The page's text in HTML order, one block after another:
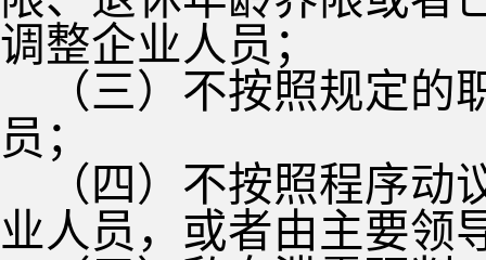
调整企业人员；
（三）不按照规定
员；
（四）不按照程序
业人员，或者由主要领